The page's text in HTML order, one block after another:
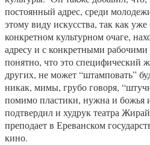
постоянный адрес, среди
этому виду искусства, так как уже
конкретном культурном очаге,
адресу и с конкретными
понятно, что это специфический
других, не может “штамповать”
никак, мимы, грубо говоря,
помимо пластики, нужна и божья
подтвердил и худрук театра
преподает в Ереванском
кино.